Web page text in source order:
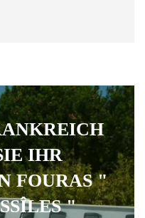
IHR
FOURAS "
"